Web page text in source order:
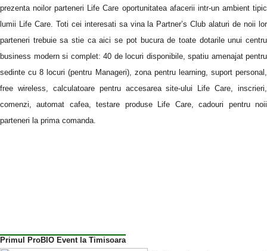
prezenta noilor parteneri Life Care oportunitatea afacerii intr-un ambient tipic
lumii Life Care. Toti cei interesati sa vina la Partner’s Club alaturi de noii lor
parteneri trebuie sa stie ca aici se pot bucura de toate dotarile unui centru
business modern si complet: 40 de locuri disponibile, spatiu amenajat pentru
sedinte cu 8 locuri (pentru Manageri), zona pentru learning, suport personal,
free wireless, calculatoare pentru accesarea site-ului Life Care, inscrieri,
comenzi, automat cafea, testare produse Life Care, cadouri pentru noii
parteneri la prima comanda.
Primul ProBIO Event la Timisoara